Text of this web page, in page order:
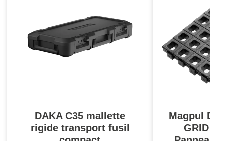
DAKA C35 mallette
rigide transport fusil
Magpul
GRID